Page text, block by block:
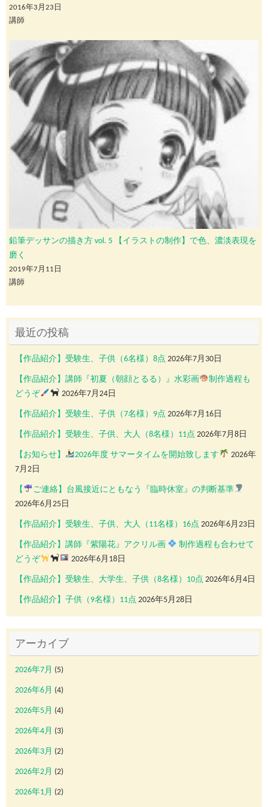
2016年3月23日
講師
鉛筆デッサンの描き方 vol. 5 【イラストの制作】で色、濃淡表現を
磨く
2019年7月11日
講師
最近の投稿
【作品紹介】受験生、子供（6名様）8点 2026年7月30日
【作品紹介】講師『初夏（朝顔とるる）』水彩画
制作過程も
どうぞ
2026年7月24日
【作品紹介】受験生、子供（7名様）9点 2026年7月16日
【作品紹介】受験生、子供、大人（8名様）11点 2026年7月8日
【お知らせ】 2026年度 サマータイムを開始致します
2026年
7月2日
【
ご連絡】台風接近にともなう『臨時休室』の判断基準
2026年6月25日
【作品紹介】受験生、子供、大人（11名様）16点 2026年6月23日
【作品紹介】講師『紫陽花』アクリル画
制作過程も合わせて
どうぞ
2026年6月18日
【作品紹介】受験生、大学生、子供（8名様）10点 2026年6月4日
【作品紹介】子供（9名様）11点 2026年5月28日
アーカイブ
2026年7月 (5)
2026年6月 (4)
2026年5月 (4)
2026年4月 (3)
2026年3月 (2)
2026年2月 (2)
2026年1月 (2)